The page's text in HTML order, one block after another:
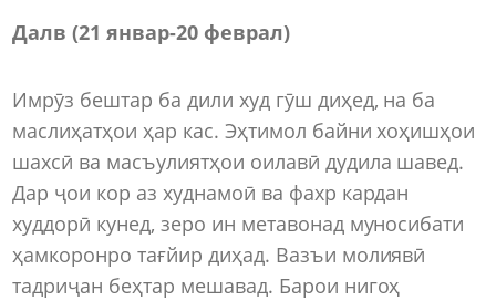
Далв (21 январ-20 феврал)
Имрӯз бештар ба дили худ гӯш диҳед, на ба
маслиҳатҳои ҳар кас. Эҳтимол байни хоҳишҳои
шахсӣ ва масъулиятҳои оилавӣ дудила шавед.
Дар ҷои кор аз худнамоӣ ва фахр кардан
худдорӣ кунед, зеро ин метавонад муносибати
ҳамкоронро тағйир диҳад. Вазъи молиявӣ
тадриҷан беҳтар мешавад. Барои нигоҳ